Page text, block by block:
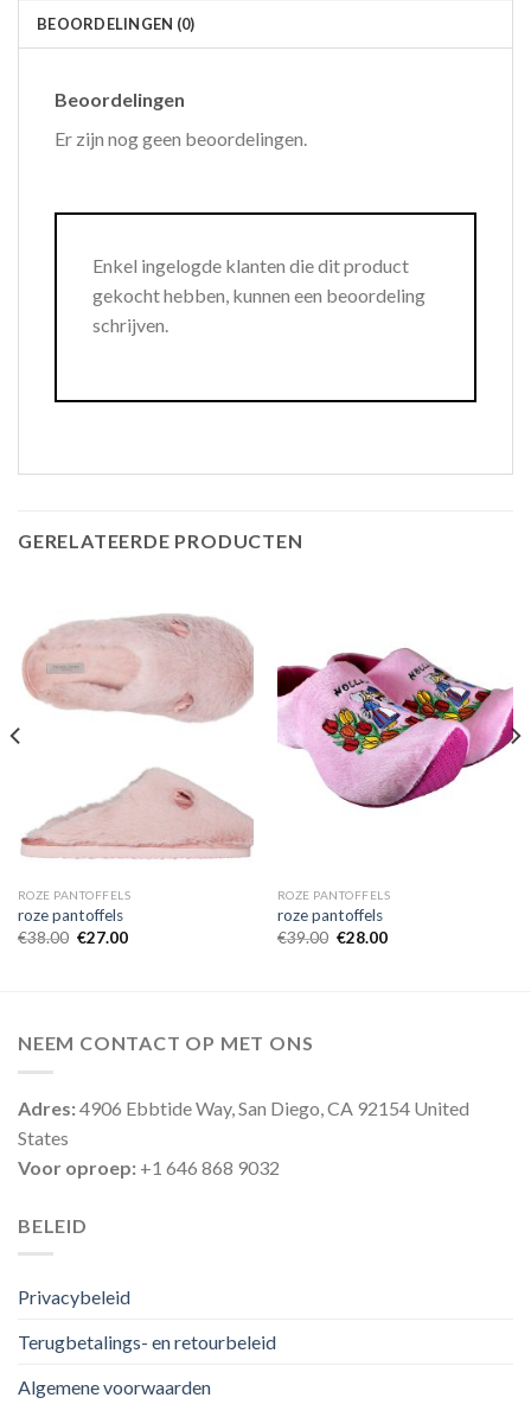
BEOORDELINGEN (0)
Beoordelingen
Er zijn nog geen beoordelingen.
Enkel ingelogde klanten die dit product
gekocht hebben, kunnen een beoordeling
schrijven.
GERELATEERDE PRODUCTEN
ROZE PANTOFFELS
roze pantoffels
€38.00 €27.00
ROZE PANTOFFELS
roze pantoffels
€39.00 €28.00
NEEM CONTACT OP MET ONS
Adres:4906 Ebbtide Way, San Diego, CA 92154 United
States
Voor oproep: +1 646 868 9032
BELEID
Privacybeleid
Terugbetalings- en retourbeleid
Algemene voorwaarden